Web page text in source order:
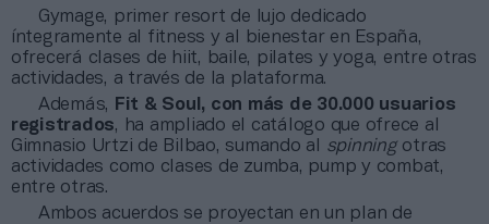
Gymage, primer resort de lujo dedicado
íntegramente al fitness y al bienestar en España,
ofrecerá clases de hiit, baile, pilates y yoga, entre otras
actividades, a través de la plataforma.
Además,
Fit & Soul, con más de 30.000 usuarios
registrados, ha ampliado el catálogo que ofrece al
Gimnasio Urtzi de Bilbao, sumando al spinningotras
actividades como clases de zumba, pump y combat,
entre otras.
Ambos acuerdos se proyectan en un plan de